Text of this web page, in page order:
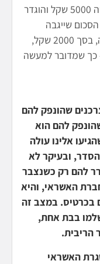
סך הרכישות באשראי בחודש מסוים היה 5000 שקל והוגדר
שקל, אז זה הסכום שייגבה
מכרטיס האשראי במועד החיוב והיתרה, בסך 2000 שקל,
כך שמדובר למעשה
שהונפק להם
להם הוא
אלינו עולה
ובעיקר לא
להם רק כשנצבר
האשראי, והיא
בכרטיס. במצב זה
בבת אחת,
הריבית.
האשראי